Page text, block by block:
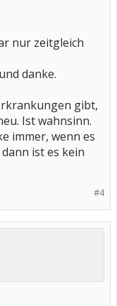
nur zeitgleich
danke.
gibt,
Ist wahnsinn.
immer, wenn es
ist es kein
#4